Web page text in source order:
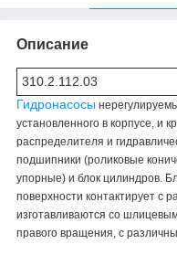
Описание
310.2.112.03
Гидронасосы
установленного в корпусе, и
распределителя и
подшипники (роликовые
упорные) и блок цилиндров.
поверхности контактирует с
изготавливаются со
правого вращения, с